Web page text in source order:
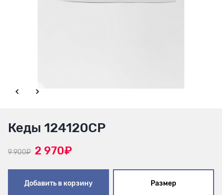
Кеды 124120СР
9 900₽ 2 970₽
Добавить в корзину Размер